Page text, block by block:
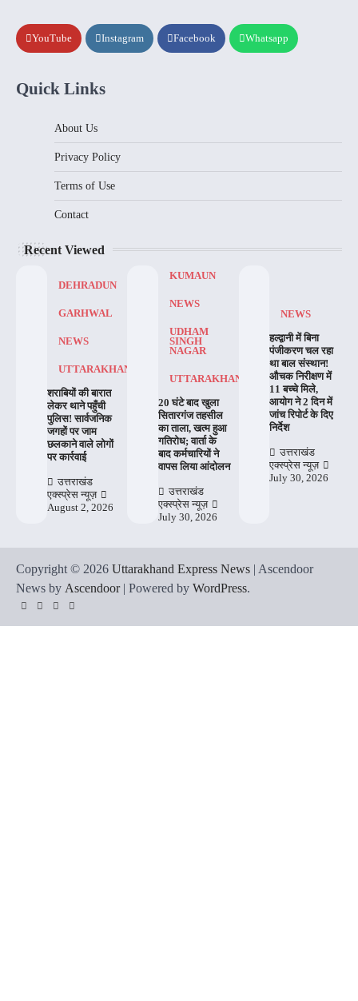
YouTube Instagram Facebook Whatsapp
Quick Links
About Us
Privacy Policy
Terms of Use
Contact
Recent Viewed
DEHRADUN
GARHWAL
NEWS
UTTARAKHAND
शराबियों की बारात
लेकर थाने पहुँची
पुलिस! सार्वजनिक
जगहों पर जाम
छलकाने वाले लोगों
पर कार्रवाई
उत्तराखंड
एक्स्प्रेस न्यूज़
August 2, 2026
KUMAUN
NEWS
UDHAM
SINGH
NAGAR
UTTARAKHAND
20 घंटे बाद खुला
सितारगंज तहसील
का ताला, खत्म हुआ
गतिरोध; वार्ता के
बाद कर्मचारियों ने
वापस लिया आंदोलन
उत्तराखंड
एक्स्प्रेस न्यूज़
July 30, 2026
NEWS
हल्द्वानी में बिना
पंजीकरण चल रहा
था बाल संस्थान!
औचक निरीक्षण में
11 बच्चे मिले,
आयोग ने 2 दिन में
जांच रिपोर्ट के दिए
निर्देश
उत्तराखंड
एक्स्प्रेस न्यूज़
July 30, 2026
Copyright © 2026 Uttarakhand Express News | Ascendoor
News by Ascendoor| Powered by WordPress.
YouTube
Instagram
Facebook
Whatsapp